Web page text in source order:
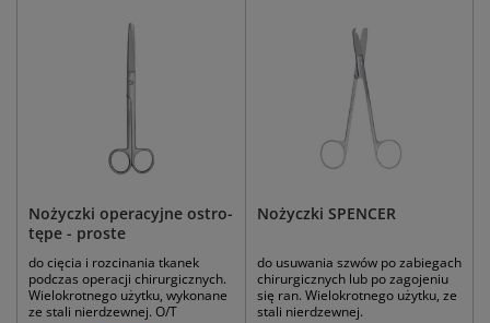
Nożyczki operacyjne ostro-
tępe - proste
do cięcia i rozcinania tkanek
podczas operacji chirurgicznych.
Wielokrotnego użytku, wykonane
ze stali nierdzewnej. O/T
Nożyczki SPENCER
do usuwania szwów po zabiegach
chirurgicznych lub po zagojeniu
się ran. Wielokrotnego użytku, ze
stali nierdzewnej.